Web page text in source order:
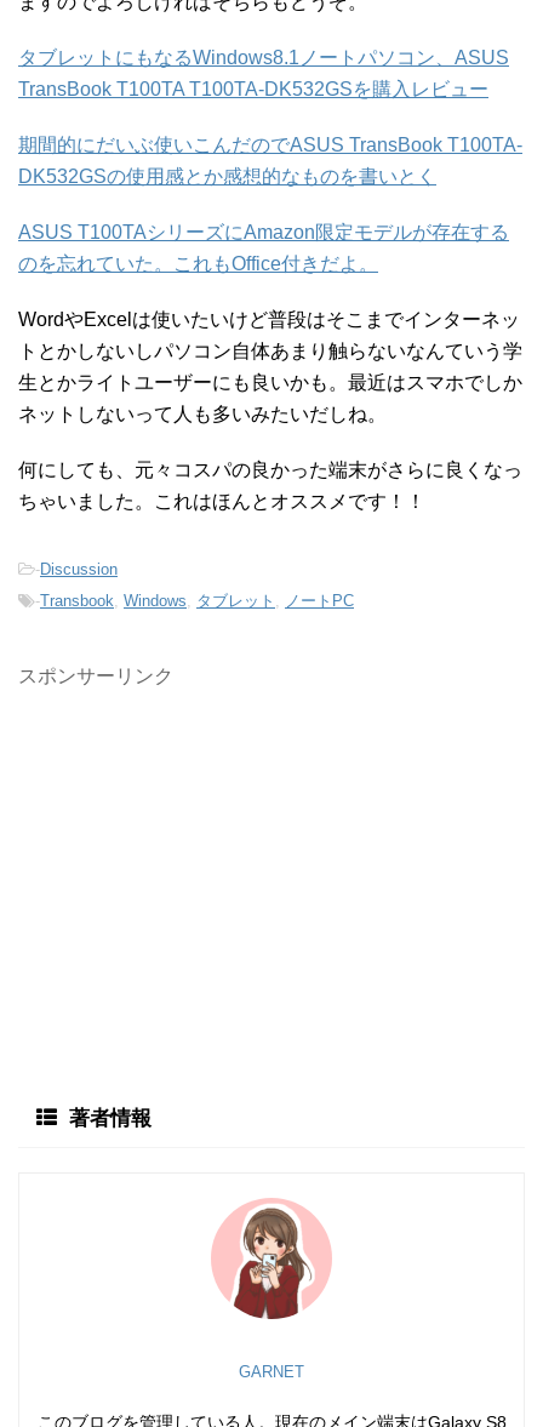
タブレットにもなるWindows8.1ノートパソコン、ASUS
TransBook T100TA T100TA-DK532GSを購入レビュー
期間的にだいぶ使いこんだのでASUS TransBook T100TA-
DK532GSの使用感とか感想的なものを書いとく
ASUS T100TAシリーズにAmazon限定モデルが存在する
のを忘れていた。これもOffice付きだよ。
WordやExcelは使いたいけど普段はそこまでインターネッ
トとかしないしパソコン自体あまり触らないなんていう学
生とかライトユーザーにも良いかも。最近はスマホでしか
ネットしないって人も多いみたいだしね。
何にしても、元々コスパの良かった端末がさらに良くなっ
ちゃいました。これはほんとオススメです！！
-Discussion
-Transbook, Windows, タブレット , ノートPC
スポンサーリンク
著者情報
GARNET
このブログを管理している人。現在のメイン端末はGalaxy S8